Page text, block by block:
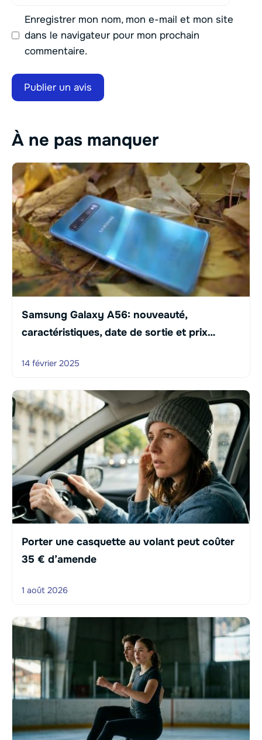
Enregistrer mon nom, mon e-mail et mon site
dans le navigateur pour mon prochain
commentaire.
À ne pas manquer
Samsung Galaxy A56: nouveauté,
caractéristiques, date de sortie et prix…
14 février 2025
Porter une casquette au volant peut coûter
35 € d’amende
1 août 2026